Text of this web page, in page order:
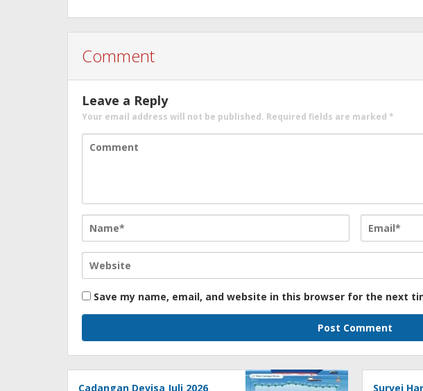
Comment
Leave a Reply
Your email address will not be published. Required fields are marked *
Save my name, email, and website in this browser for the next
Cadangan Devisa Juli 2026 Survei